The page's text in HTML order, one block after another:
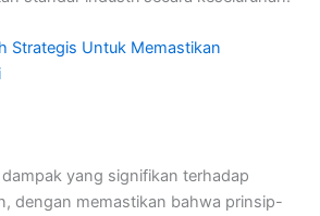
Strategis Untuk Memastikan
yang signifikan terhadap
dengan memastikan bahwa prinsip-